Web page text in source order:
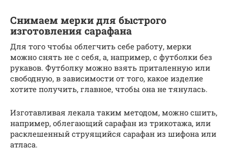
Снимаем мерки для быстрого
изготовления сарафана
Для того чтобы облегчить себе работу, мерки
можно снять не с себя, а, например, с футболки без
рукавов. Футболку можно взять приталенную или
свободную, в зависимости от того, какое изделие
хотите получить, главное, чтобы она не тянулась.
Изготавливая лекала таким методом, можно сшить,
например, облегающий сарафан из трикотажа, или
расклешенный струящийся сарафан из шифона или
атласа.